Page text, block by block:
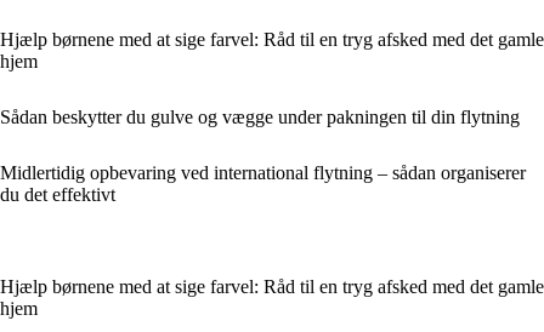
Hjælp børnene med at sige farvel: Råd til en tryg afsked med det gamle
hjem
Sådan beskytter du gulve og vægge under pakningen til din flytning
Midlertidig opbevaring ved international flytning – sådan organiserer
du det effektivt
Hjælp børnene med at sige farvel: Råd til en tryg afsked med det gamle
hjem